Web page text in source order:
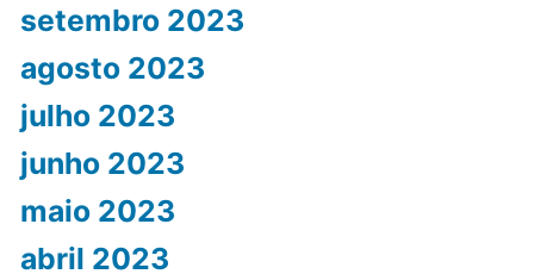
setembro 2023
agosto 2023
julho 2023
junho 2023
maio 2023
abril 2023